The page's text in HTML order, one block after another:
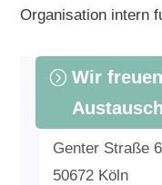
Organisation intern
Wir
Austausch
Genter Straße 6
50672 Köln